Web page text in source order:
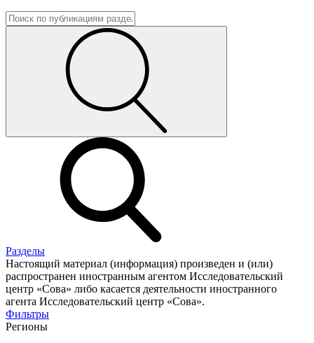
Разделы
Настоящий материал (информация) произведен и (или)
распространен иностранным агентом Исследовательский
центр «Сова» либо касается деятельности иностранного
агента Исследовательский центр «Сова».
Фильтры
Регионы